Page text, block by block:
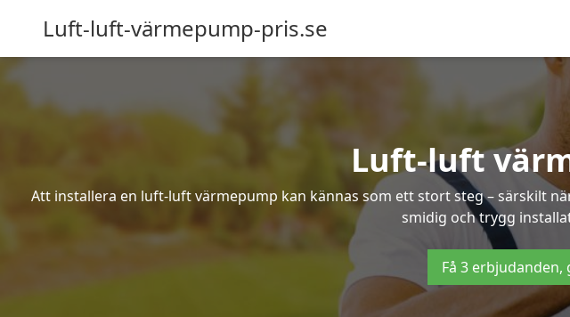
Luft-luft-värmepump-pris.se
Luft-luft
Att installera en luft-luft värmepump kan kännas som ett stort steg – särskilt
smidig och trygg
Få 3